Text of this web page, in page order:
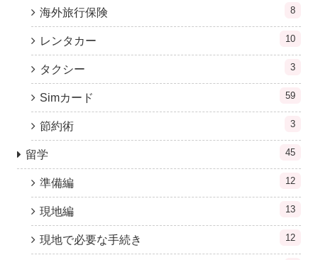
海外旅行保険 8
レンタカー 10
タクシー 3
Simカード 59
節約術 3
留学 45
準備編 12
現地編 13
現地で必要な手続き 12